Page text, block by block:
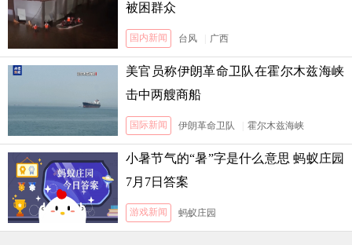
被困群众
国内新闻 台风 广西
美官员称伊朗革命卫队在霍尔木兹海峡
击中两艘商船
国际新闻 伊朗革命卫队 霍尔木兹海峡
小暑节气的“暑”字是什么意思 蚂蚁庄园
7月7日答案
游戏新闻 蚂蚁庄园